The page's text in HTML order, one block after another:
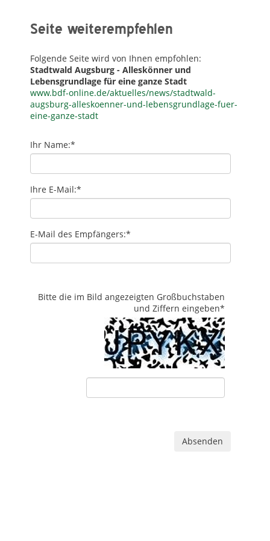
Seite weiterempfehlen
Folgende Seite wird von Ihnen empfohlen:
Stadtwald Augsburg - Alleskönner und
Lebensgrundlage für eine ganze Stadt
www.bdf-online.de/aktuelles/news/stadtwald-
augsburg-alleskoenner-und-lebensgrundlage-fuer-
eine-ganze-stadt
Ihr Name:*
Ihre E-Mail:*
E-Mail des Empfängers:*
Bitte die im Bild angezeigten Großbuchstaben
und Ziffern eingeben*
Absenden